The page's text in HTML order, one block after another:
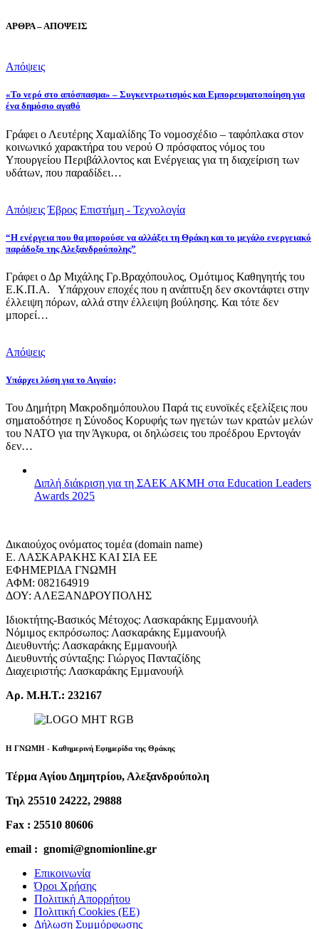
ΑΡΘΡΑ – ΑΠΟΨΕΙΣ
Απόψεις
«Το νερό στο απόσπασμα» – Συγκεντρωτισμός και Εμπορευματοποίηση για
ένα δημόσιο αγαθό
Γράφει ο Λευτέρης Χαμαλίδης Το νομοσχέδιο – ταφόπλακα στον
κοινωνικό χαρακτήρα του νερού Ο πρόσφατος νόμος του
Υπουργείου Περιβάλλοντος και Ενέργειας για τη διαχείριση των
υδάτων, που παραδίδει…
Απόψεις Έβρος Επιστήμη - Τεχνολογία
“Η ενέργεια που θα μπορούσε να αλλάξει τη Θράκη και το μεγάλο ενεργειακό
παράδοξο της Αλεξανδρούπολης”
Γράφει ο Δρ Μιχάλης Γρ.Βραχόπουλος, Ομότιμος Καθηγητής του
Ε.Κ.Π.Α. Υπάρχουν εποχές που η ανάπτυξη δεν σκοντάφτει στην
έλλειψη πόρων, αλλά στην έλλειψη βούλησης. Και τότε δεν
μπορεί…
Απόψεις
Υπάρχει λύση για το Αιγαίο;
Του Δημήτρη Μακροδημόπουλου Παρά τις ευνοϊκές εξελίξεις που
σηματοδότησε η Σύνοδος Κορυφής των ηγετών των κρατών μελών
του ΝΑΤΟ για την Άγκυρα, οι δηλώσεις του προέδρου Ερντογάν
δεν…
Διπλή διάκριση για τη ΣΑΕΚ ΑΚΜΗ στα Education Leaders
Awards 2025
Δικαιούχος ονόματος τομέα (domain name)
Ε. ΛΑΣΚΑΡΑΚΗΣ ΚΑΙ ΣΙΑ ΕΕ
ΕΦΗΜΕΡΙΔΑ ΓΝΩΜΗ
ΑΦΜ: 082164919
ΔΟΥ: ΑΛΕΞΑΝΔΡΟΥΠΟΛΗΣ
Ιδιοκτήτης-Βασικός Μέτοχος: Λασκαράκης Εμμανουήλ
Νόμιμος εκπρόσωπος: Λασκαράκης Εμμανουήλ
Διευθυντής: Λασκαράκης Εμμανουήλ
Διευθυντής σύνταξης: Γιώργος Πανταζίδης
Διαχειριστής: Λασκαράκης Εμμανουήλ
Αρ. Μ.Η.Τ.: 232167
Η ΓΝΩΜΗ - Καθημερινή Εφημερίδα της Θράκης
Τέρμα Αγίου Δημητρίου, Αλεξανδρούπολη
Τηλ 25510 24222, 29888
Fax : 25510 80606
email : gnomi@gnomionline.gr
Επικοινωνία
Όροι Χρήσης
Πολιτική Απορρήτου
Πολιτική Cookies (ΕΕ)
Δήλωση Συμμόρφωσης